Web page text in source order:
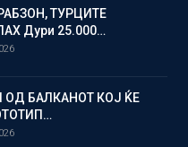
ТУРЦИТЕ
Дури 25.000…
ОД БАЛКАНОТ КОЈ ЌЕ